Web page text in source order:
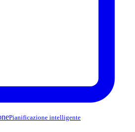
Pianificazione intelligente